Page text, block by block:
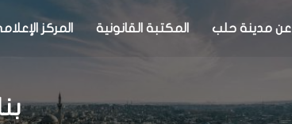
عن مدينة حلب المكتبة القانونية المركز